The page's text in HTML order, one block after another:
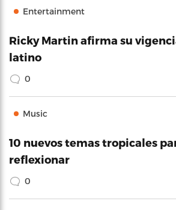
Entertainment
Ricky Martin afirma su
latino
0
Music
10 nuevos temas tropicales
reflexionar
0